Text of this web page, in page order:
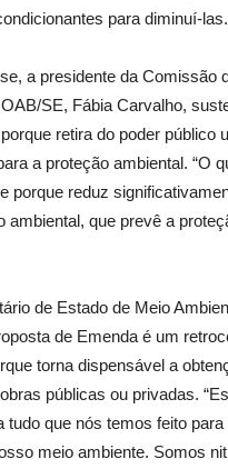
para diminuí-las.
a presidente da Comissão
SE, Fábia Carvalho,
retira do poder público
a proteção ambiental. “O
porque reduz
ambiental, que prevê a
de Estado de Meio
de Emenda é um
torna dispensável a
públicas ou privadas.
tudo que nós temos feito
meio ambiente. Somos